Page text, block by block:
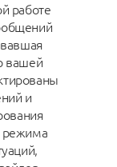
работе
вашей
и
режима